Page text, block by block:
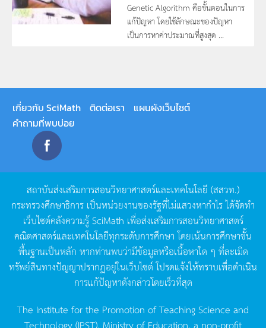
Genetic Algorithm คือขั้นตอนในการ
แก้ปัญหา โดยใช้ลักษณะของปัญหา
เป็นการหาค่าประมาณที่สูงสุด ...
เกี่ยวกับ SciMath ติดต่อเรา
แผนผังเว็บไซต์
คำถามที่พบบ่อย
สถาบันส่งเสริมการสอนวิทยาศาสตร์และเทคโนโลยี (สสวท.)
กระทรวงศึกษาธิการ เป็นหน่วยงานของรัฐที่ไม่แสวงหากำไรได้จัดทำ
เว็บไซต์คลังความรู้SciMath เพื่อส่งเสริมการสอนวิทยาศาสตร์
คณิตศาสตร์และเทคโนโลยีทุกระดับการศึกษา โดยเน้นการศึกษาขั้น
พื้นฐานเป็นหลัก หากท่านพบว่ามีข้อมูลหรือเนื้อหาใด ๆ ที่ละเมิด
ทรัพย์สินทางปัญญาปรากฏอยู่ในเว็บไซต์โปรดแจ้งให้ทราบเพื่อดำเนิน
การแก้ปัญหาดังกล่าวโดยเร็วที่สุด
The Institute for the Promotion of Teaching Science and
Technology (IPST), Ministry of Education, a non-profit